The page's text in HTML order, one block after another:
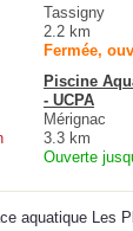
Tassigny
2.2 km
Fermée,
Piscine
- UCPA
Mérignac
3.3 km
Ouverte
aquatique Les